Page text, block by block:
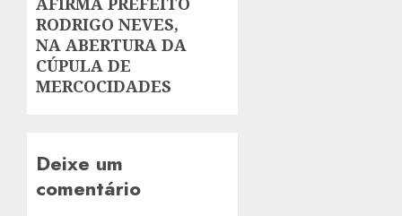
RODRIGO NEVES,
NA ABERTURA DA
CÚPULA DE
MERCOCIDADES
Deixe um
comentário